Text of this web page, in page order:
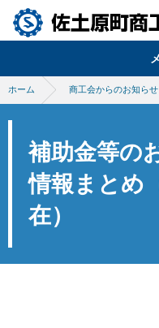
組織概要
about
佐土原町商工会
青年部
女性部
support
経営発達支援事業
税務・経理指導・労
地域振興事業
promotion
地域振興事業
さどわらブランド
会員紹介
ホーム 商工会からのお知らせ
補助金等の
情報まとめ
在）